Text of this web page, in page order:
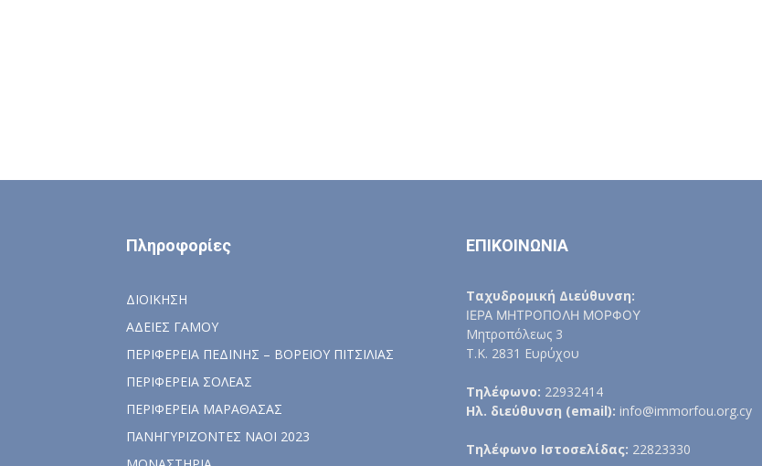
Πληροφορίες
ΔΙΟΙΚΗΣΗ
ΑΔΕΙΕΣ ΓΑΜΟΥ
ΠΕΡΙΦΕΡΕΙΑ ΠΕΔΙΝΗΣ – ΒΟΡΕΙΟΥ ΠΙΤΣΙΛΙΑΣ
ΠΕΡΙΦΕΡΕΙΑ ΣΟΛΕΑΣ
ΠΕΡΙΦΕΡΕΙΑ ΜΑΡΑΘΑΣΑΣ
ΠΑΝΗΓΥΡΙΖΟΝΤΕΣ ΝΑΟΙ 2023
ΕΠΙΚΟΙΝΩΝΙΑ
Ταχυδρομική Διεύθυνση:
ΙΕΡΑ ΜΗΤΡΟΠΟΛΗ ΜΟΡΦΟΥ
Μητροπόλεως 3
Τ.Κ. 2831 Ευρύχου
Τηλέφωνο: 22932414
Ηλ. διεύθυνση (email): info@immorfou.org.cy
Τηλέφωνο Ιστοσελίδας: 22823330